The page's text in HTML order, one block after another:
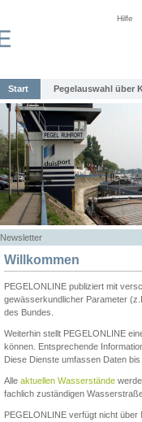
Hilfe
Start Pegelauswahl über
Newsletter
Willkommen
PEGELONLINE publiziert mit
gewässerkundlicher Parameter
des Bundes.
Weiterhin stellt PEGELONLINE
können. Entsprechende
Diese Dienste umfassen Daten
Alle aktuellen Wasserstände
fachlich zuständigen
PEGELONLINE verfügt nicht über